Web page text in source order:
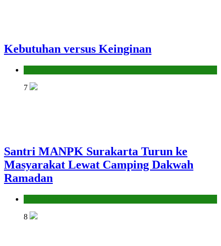
Kebutuhan versus Keinginan
7
Santri MANPK Surakarta Turun ke
Masyarakat Lewat Camping Dakwah
Ramadan
8